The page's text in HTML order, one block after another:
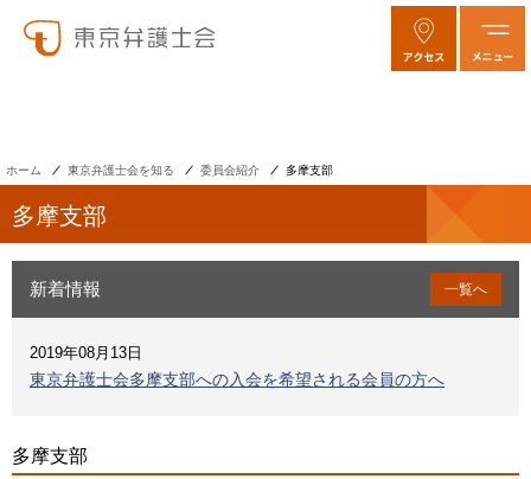
ホーム 東京弁護士会を知る 委員会紹介 多摩支部
多摩支部
新着情報 一覧へ
2019年08月13日
東京弁護士会多摩支部への入会を希望される会員の方へ
多摩支部